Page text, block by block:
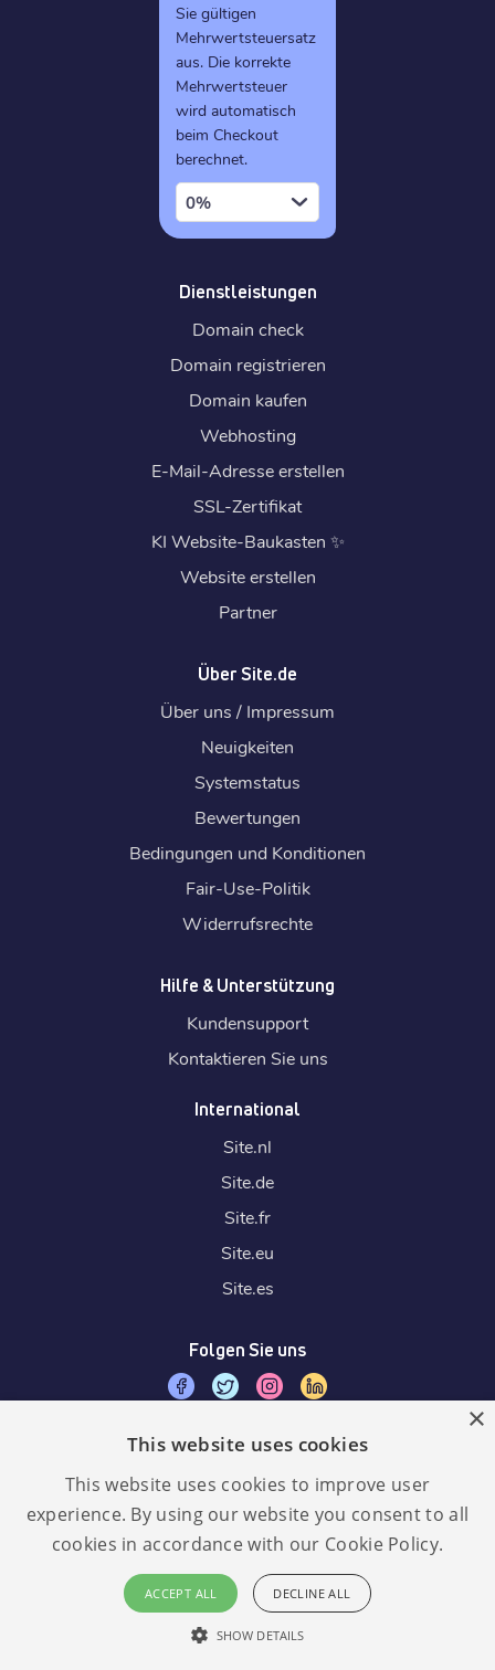
Sprache:
GDPR
konform
Sie gültigen
Mehrwertsteuersatz
aus. Die korrekte
Mehrwertsteuer
wird automatisch
beim Checkout
berechnet.
0%
Dienstleistungen
Domain check
Domain registrieren
Domain kaufen
Webhosting
E-Mail-Adresse erstellen
SSL-Zertifikat
KI Website-Baukasten ✨
Website erstellen
Partner
Über Site.de
Über uns / Impressum
Neuigkeiten
Systemstatus
Bewertungen
Bedingungen und Konditionen
Fair-Use-Politik
Widerrufsrechte
Hilfe & Unterstützung
Kundensupport
Kontaktieren Sie uns
International
Site.nl
Site.de
Site.fr
Site.eu
Site.es
Folgen Sie uns
Wir akzeptieren
×
This website uses cookies
This website uses cookies to improve user
experience. By using our website you consent to all
cookies in accordance with our Cookie Policy.
ACCEPT ALL DECLINE ALL
SHOW DETAILS